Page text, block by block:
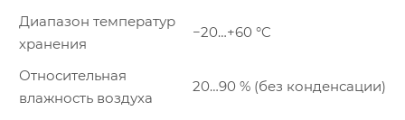
Диапазон температур
хранения
−20…+60 °C
Относительная
влажность воздуха
20…90 % (без конденсации)